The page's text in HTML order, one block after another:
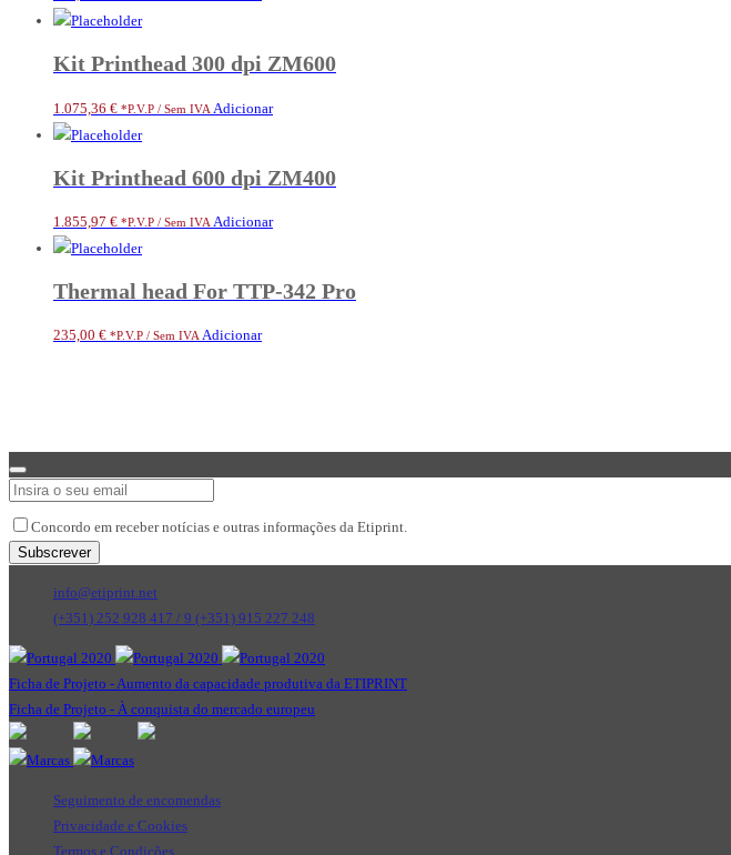
Kit Printhead 300 dpi ZM600
1.075,36 € *P.V.P / Sem IVA Adicionar
Kit Printhead 600 dpi ZM400
1.855,97 € *P.V.P / Sem IVA Adicionar
Thermal head For TTP-342 Pro
235,00 € *P.V.P / Sem IVA Adicionar
Concordo em receber notícias e outras informações da Etiprint.
Subscrever
Website*
info@etiprint.net
(+351) 252 928 417 / 9 (+351) 915 227 248
Ficha de Projeto - Aumento da capacidade produtiva da ETIPRINT
Ficha de Projeto - À conquista do mercado europeu
Seguimento de encomendas
Privacidade e Cookies
Termos e Condições